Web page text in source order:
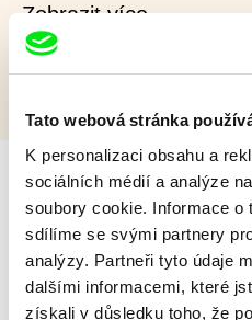
Tato webová stránka
K personalizaci obsahu a
sociálních médií a analýze
soubory cookie. Informace o
sdílíme se svými partnery
analýzy. Partneři tyto údaje
dalšími informacemi, které
získali v důsledku toho, že
Zobrazit více
Milý tati - speciál